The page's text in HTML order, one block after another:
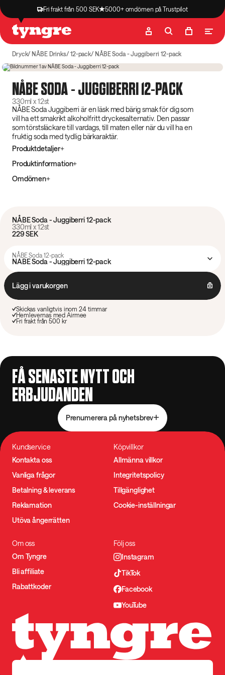
Fri frakt från 500 SEK 5000+ omdömen på Trustpilot
Butik Recept
Dryck NÅBE Drinks 12-pack NÅBE Soda - Juggiberri 12-pack
NÅBE SODA - JUGGIBERRI 12-PACK
330ml x 12st
NÅBE Soda Juggiberri är en läsk med bärig smak för dig som
vill ha ett smakrikt alkoholfritt dryckesalternativ. Den passar
som törstsläckare till vardags, till maten eller när du vill ha en
fruktig soda med tydlig bärkaraktär.
Produktdetaljer
Produktinformation
Omdömen
12 pack
Nyhet
NÅBE Soda - Juggiberri 12-pack
330ml x 12st
229 SEK
NÅBE Soda 12-pack
NÅBE Soda - Juggiberri 12-pack
Lägg i varukorgen
Skickas vanligtvis inom 24 timmar
Hemlevernas med Airmee
Fri frakt från 500 kr
FÅ SENASTE NYTT OCH
ERBJUDANDEN
Prenumerera på nyhetsbrev
Kundservice
Kontakta oss
Vanliga frågor
Betalning & leverans
Reklamation
Utöva ångerrätten
Köpvillkor
Allmänna villkor
Integritetspolicy
Tillgänglighet
Cookie-inställningar
Om oss
Om Tyngre
Bli affiliate
Rabattkoder
Följ oss
Instagram
TikTok
Facebook
YouTube